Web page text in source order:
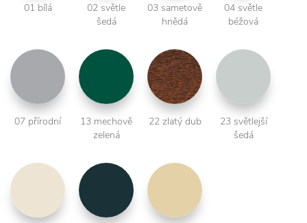
01 bílá
02 světle
šedá
03 sametově
hnědá
04 světle
béžová
07 přírodní
13 mechově
zelená
22 zlatý dub
23 světlejší
šedá